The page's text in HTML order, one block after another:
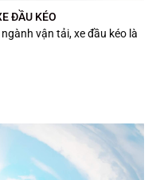
ĐẦU KÉO
vận tải, xe đầu kéo là